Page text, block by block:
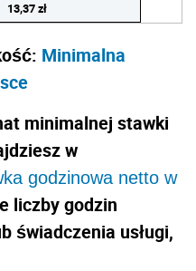
13,37 zł
Minimalna
minimalnej stawki
w
godzinowa netto w
liczby godzin
świadczenia usługi,